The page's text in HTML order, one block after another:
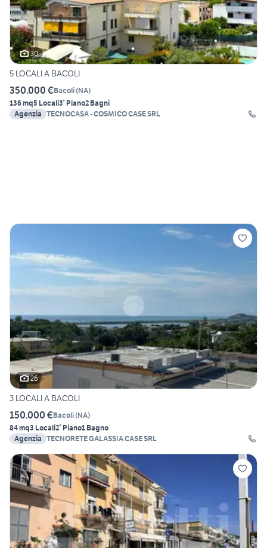
30
5 LOCALI A BACOLI
350.000 €Bacoli(NA)
136 mq5 Locali3° Piano2 Bagni
Agenzia TECNOCASA - COSMICO CASE SRL
26
3 LOCALI A BACOLI
150.000 €Bacoli(NA)
84 mq3 Locali2° Piano1 Bagno
Agenzia TECNORETE GALASSIA CASE SRL